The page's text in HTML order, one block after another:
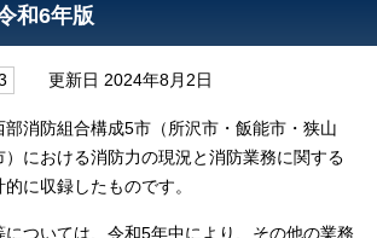
和6年版
更新日 2024年8月2日
部消防組合構成5市（所沢市・飯能市・狭山
における消防力の現況と消防業務に関する
に収録したものです。
については、令和5年中により、その他の業務